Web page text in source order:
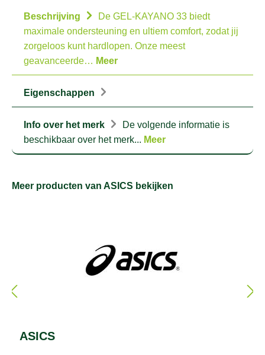
Beschrijving
De GEL-KAYANO 33 biedt
maximale ondersteuning en ultiem comfort, zodat jij
zorgeloos kunt hardlopen. Onze meest
geavanceerde… Meer
Eigenschappen
Info over het merk
De volgende informatie is
beschikbaar over het merk... Meer
Meer producten van ASICS bekijken
ASICS